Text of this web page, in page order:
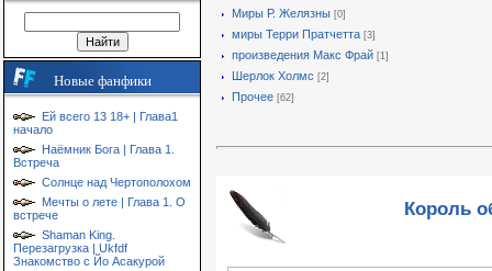
Новые фанфики
Ей всего 13 18+ | Глава1
начало
Наёмник Бога | Глава 1.
Встреча
Солнце над Чертополохом
Мечты о лете | Глава 1. О
встрече
Shaman King.
Перезагрузка | Ukfdf
Знакомство с Йо Асакурой
Миры Р. Желязны [0]
миры Терри Пратчетта [3]
произведения Макс Фрай [1]
Шерлок Холмс [2]
Прочее [62]
Король